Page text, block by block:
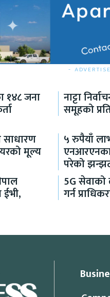
-
१४८ जना नाट्टा
समूहको
साधारण
मूल्य
५ रुपैयाँ
एनआरएनका
परेको
ईभी,
5G सेवाको
गर्न